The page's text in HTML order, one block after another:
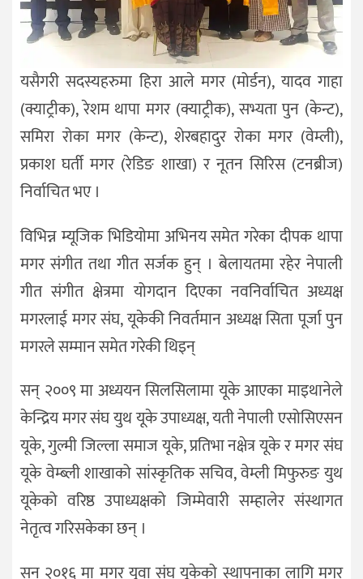
यसैगरी सदस्यहरुमा हिरा आले मगर (मोर्डन), यादव गाहा
(क्याट्रीक), रेशम थापा मगर (क्याट्रीक), सभ्यता पुन (केन्ट),
समिरा रोका मगर (केन्ट), शेरबहादुर रोका मगर (वेम्ली),
प्रकाश घर्ती मगर (रेडिङ शाखा) र नूतन सिरिस (टनब्रीज)
निर्वाचित भए ।
विभिन्न म्यूजिक भिडियोमा अभिनय समेत गरेका दीपक थापा
मगर संगीत तथा गीत सर्जक हुन् । बेलायतमा रहेर नेपाली
गीत संगीत क्षेत्रमा योगदान दिएका नवनिर्वाचित अध्यक्ष
मगरलाई मगर संघ, यूकेकी निवर्तमान अध्यक्ष सिता पूर्जा पुन
मगरले सम्मान समेत गरेकी थिइन्
सन् २००९ मा अध्ययन सिलसिलामा यूके आएका माइथानेले
केन्द्रिय मगर संघ युथ यूके उपाध्यक्ष, यती नेपाली एसोसिएसन
यूके, गुल्मी जिल्ला समाज यूके, प्रतिभा नक्षेत्र यूके र मगर संघ
यूके वेम्ब्ली शाखाको सांस्कृतिक सचिव, वेम्ली मिफुरुङ युथ
यूकेको वरिष्ठ उपाध्यक्षको जिम्मेवारी सम्हालेर संस्थागत
नेतृत्व गरिसकेका छन् ।